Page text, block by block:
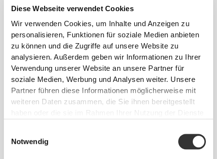
Diese Webseite verwendet Cookies
Wir verwenden Cookies, um Inhalte und Anzeigen zu
personalisieren, Funktionen für soziale Medien anbieten
zu können und die Zugriffe auf unsere Website zu
analysieren. Außerdem geben wir Informationen zu Ihrer
Verwendung unserer Website an unsere Partner für
soziale Medien, Werbung und Analysen weiter. Unsere
Partner führen diese Informationen möglicherweise mit
weiteren Daten zusammen, die Sie ihnen bereitgestellt
Notwendig
ist eine von Prozis entwickelte
fortschrittliche Stricktechnologie, die
leistungsstarke, hautähnliche Kleidungsstücke mit
verbesserter Dehnbarkeit, Halt und Komfort schafft.
RevoKnitleistet mehr, fühlt sich besser an und ist
schonender für die Umwelt.